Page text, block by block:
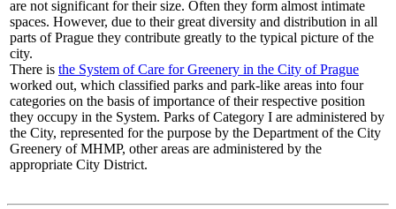
are not significant for their size. Often they form almost intimate
spaces. However, due to their great diversity and distribution in all
parts of Prague they contribute greatly to the typical picture of the
city.
There is the System of Care for Greenery in the City of Prague
worked out, which classified parks and park-like areas into four
categories on the basis of importance of their respective position
they occupy in the System. Parks of Category I are administered by
the City, represented for the purpose by the Department of the City
Greenery of MHMP, other areas are administered by the
appropriate City District.